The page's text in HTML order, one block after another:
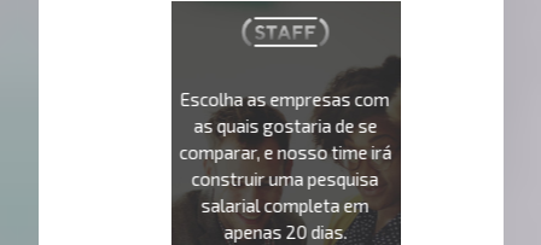
Escolha as empresas com
as quais gostaria de se
comparar, e nosso time irá
construir uma pesquisa
salarial completa em
apenas 20 dias.